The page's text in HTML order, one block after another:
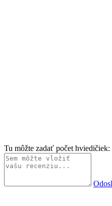
Tu môžte zadať počet hviedičiek: